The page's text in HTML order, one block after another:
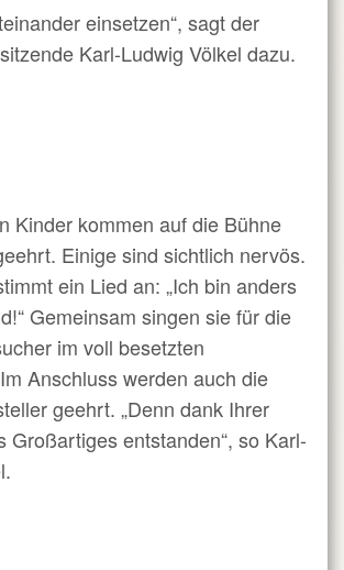
einsetzen“, sagt der
Karl-Ludwig Völkel dazu.
Kinder kommen auf die Bühne
Einige sind sichtlich nervös.
ein Lied an: „Ich bin anders
Gemeinsam singen sie für die
im voll besetzten
Anschluss werden auch die
geehrt. „Denn dank Ihrer
Großartiges entstanden“, so Karl-